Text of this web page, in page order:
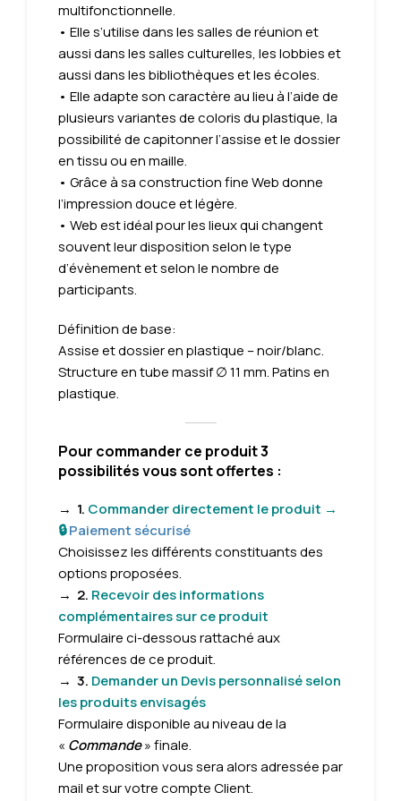
multifonctionnelle.
• Elle s’utilise dans les salles de réunion et
aussi dans les salles culturelles, les lobbies et
aussi dans les bibliothèques et les écoles.
• Elle adapte son caractère au lieu à l’aide de
plusieurs variantes de coloris du plastique, la
possibilité de capitonner l’assise et le dossier
en tissu ou en maille.
• Grâce à sa construction fine Web donne
l’impression douce et légère.
• Web est idéal pour les lieux qui changent
souvent leur disposition selon le type
d’évènement et selon le nombre de
participants.
Définition de base:
Assise et dossier en plastique – noir/blanc.
Structure en tube massif ∅ 11 mm. Patins en
plastique.
Pour commander ce produit 3
possibilités vous sont offertes :
→ 1. Commander directement le produit →
🔒Paiement sécurisé
Choisissez les différents constituants des
options proposées.
→ 2. Recevoir des informations
complémentaires sur ce produit
Formulaireci-dessous rattaché aux
références de ce produit.
→ 3. Demander un Devis personnalisé selon
les produits envisagés
Formulaire disponible au niveau de la
« Commande» finale.
Une proposition vous sera alors adressée par
mail et sur votre compte Client.